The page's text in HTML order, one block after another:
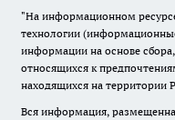
"На информационном
технологии
информации на основе
относящихся к
находящихся на территории
Вся информация,